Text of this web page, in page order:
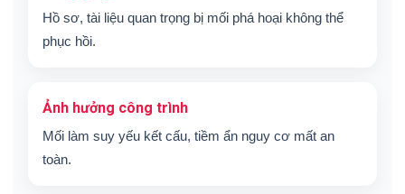
Hồ sơ, tài liệu quan trọng bị mối phá hoại không thể
phục hồi.
Ảnh hưởng công trình
Mối làm suy yếu kết cấu, tiềm ẩn nguy cơ mất an
toàn.